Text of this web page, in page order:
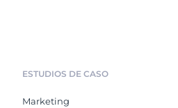
ESTUDIOS DE CASO
Marketing